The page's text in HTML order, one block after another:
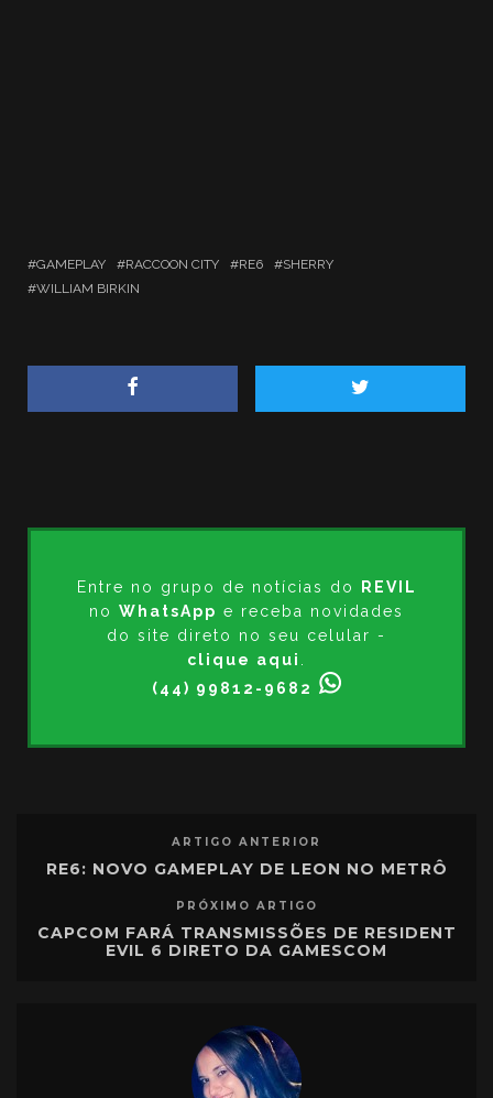
GAMEPLAY RACCOON CITY RE6
SHERRY
WILLIAM BIRKIN
Entre no grupo de notícias do
REVIL
no WhatsApp e receba novidades
do site direto no seu celular -
clique aqui .
(44) 99812-9682
ARTIGO ANTERIOR
RE6: NOVO GAMEPLAY DE LEON NO METRÔ
PRÓXIMO ARTIGO
CAPCOM FARÁ TRANSMISSÕES DE RESIDENT
EVIL 6 DIRETO DA GAMESCOM